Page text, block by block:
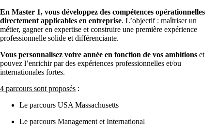
En Master 1, vous développez des compétences opérationnelles
directement applicables en entreprise. L’objectif : maîtriser un
métier, gagner en expertise et construire une première expérience
professionnelle solide et différenciante.
Vous personnalisez votre année en fonction de vos ambitions et
pouvez l’enrichir par des expériences professionnelles et/ou
internationales fortes.
4 parcours sont proposés :
Le parcours USA Massachusetts
Le parcours Management et International